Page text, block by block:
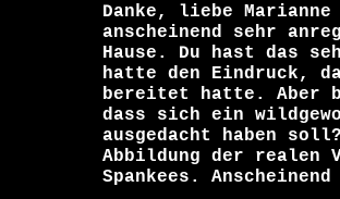
Danke, liebe
anscheinend sehr
Hause. Du hast das
hatte den Eindruck,
bereitet hatte. Aber
dass sich ein
ausgedacht haben
Abbildung der realen
Spankees.